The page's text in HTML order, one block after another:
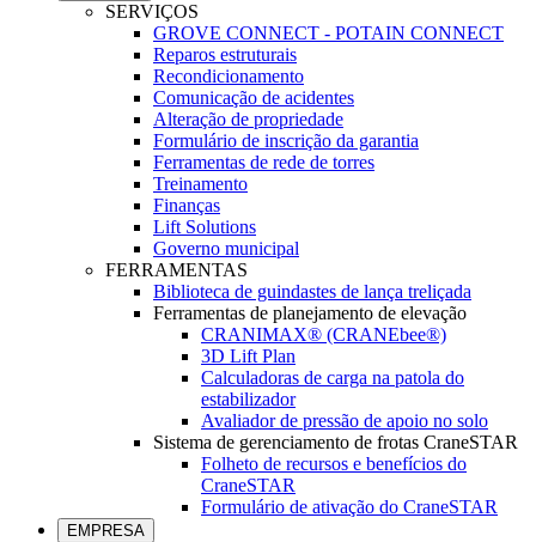
SERVIÇOS
GROVE CONNECT - POTAIN CONNECT
Reparos estruturais
Recondicionamento
Comunicação de acidentes
Alteração de propriedade
Formulário de inscrição da garantia
Ferramentas de rede de torres
Treinamento
Finanças
Lift Solutions
Governo municipal
FERRAMENTAS
Biblioteca de guindastes de lança treliçada
Ferramentas de planejamento de elevação
CRANIMAX® (CRANEbee®)
3D Lift Plan
Calculadoras de carga na patola do
estabilizador
Avaliador de pressão de apoio no solo
Sistema de gerenciamento de frotas CraneSTAR
Folheto de recursos e benefícios do
CraneSTAR
Formulário de ativação do CraneSTAR
EMPRESA